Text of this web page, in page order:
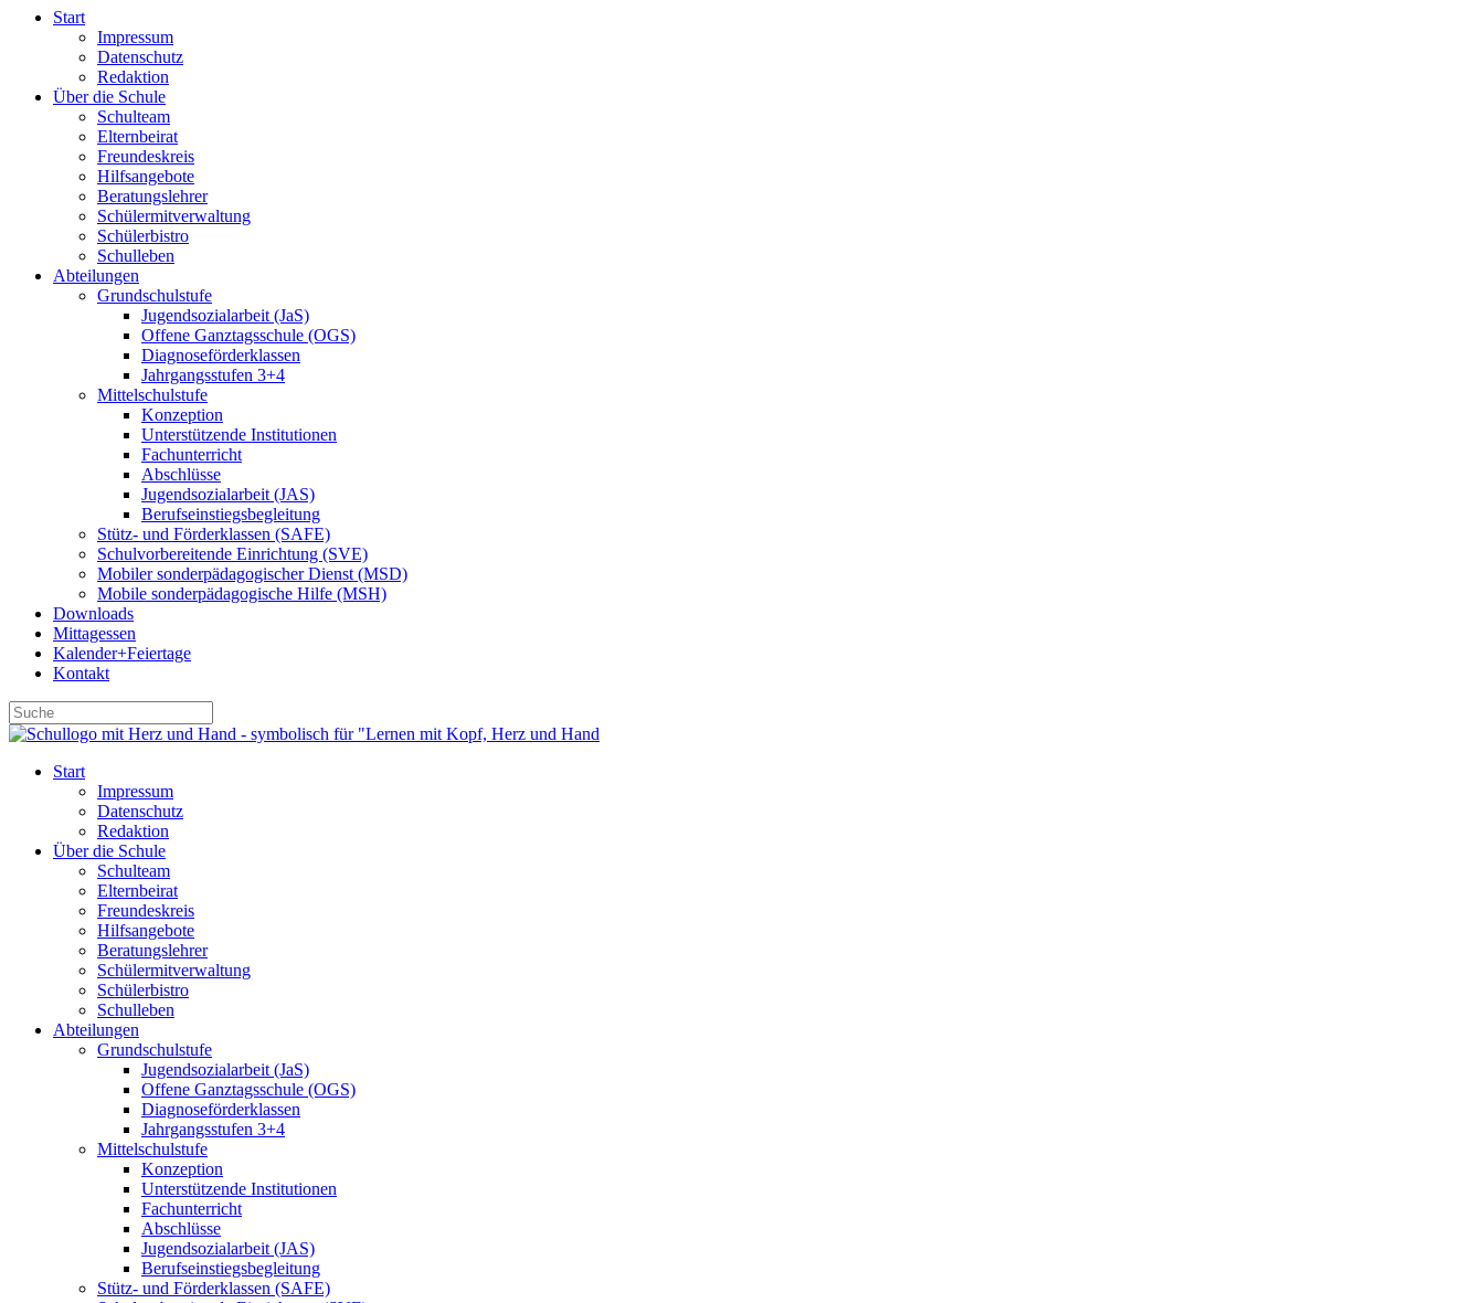
Start
Impressum
Datenschutz
Redaktion
Über die Schule
Schulteam
Elternbeirat
Freundeskreis
Hilfsangebote
Beratungslehrer
Schülermitverwaltung
Schülerbistro
Schulleben
Abteilungen
Grundschulstufe
Jugendsozialarbeit (JaS)
Offene Ganztagsschule (OGS)
Diagnoseförderklassen
Jahrgangsstufen 3+4
Mittelschulstufe
Konzeption
Unterstützende Institutionen
Fachunterricht
Abschlüsse
Jugendsozialarbeit (JAS)
Berufseinstiegsbegleitung
Stütz- und Förderklassen (SAFE)
Schulvorbereitende Einrichtung (SVE)
Mobiler sonder­­pädagogischer Dienst (MSD)
Mobile sonder­pädagogische Hilfe (MSH)
Downloads
Mittagessen
Kalender+Feiertage
Kontakt
Start
Impressum
Datenschutz
Redaktion
Über die Schule
Schulteam
Elternbeirat
Freundeskreis
Hilfsangebote
Beratungslehrer
Schülermitverwaltung
Schülerbistro
Schulleben
Abteilungen
Grundschulstufe
Jugendsozialarbeit (JaS)
Offene Ganztagsschule (OGS)
Diagnoseförderklassen
Jahrgangsstufen 3+4
Mittelschulstufe
Konzeption
Unterstützende Institutionen
Fachunterricht
Abschlüsse
Jugendsozialarbeit (JAS)
Berufseinstiegsbegleitung
Stütz- und Förderklassen (SAFE)